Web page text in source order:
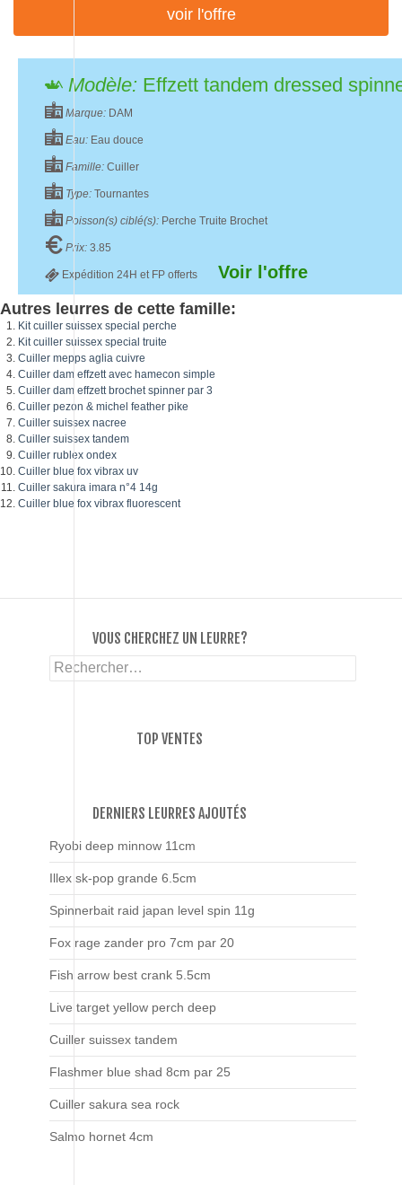
voir l'offre
Modèle: Effzett tandem dressed
Marque: DAM
Eau: Eau douce
Famille: Cuiller
Type: Tournantes
Poisson(s) ciblé(s): Perche Truite Brochet
Prix: 3.85
Expédition 24H et FP offerts Voir l'offre
Autres leurres de cette famille:
Kit cuiller suissex special perche
Kit cuiller suissex special truite
Cuiller mepps aglia cuivre
Cuiller dam effzett avec hamecon simple
Cuiller dam effzett brochet spinner par 3
Cuiller pezon & michel feather pike
Cuiller suissex nacree
Cuiller suissex tandem
Cuiller rublex ondex
Cuiller blue fox vibrax uv
Cuiller sakura imara n°4 14g
Cuiller blue fox vibrax fluorescent
VOUS CHERCHEZ UN LEURRE?
Rechercher :
TOP VENTES
DERNIERS LEURRES AJOUTÉS
Ryobi deep minnow 11cm
Illex sk-pop grande 6.5cm
Spinnerbait raid japan level spin 11g
Fox rage zander pro 7cm par 20
Fish arrow best crank 5.5cm
Live target yellow perch deep
Cuiller suissex tandem
Flashmer blue shad 8cm par 25
Cuiller sakura sea rock
Salmo hornet 4cm